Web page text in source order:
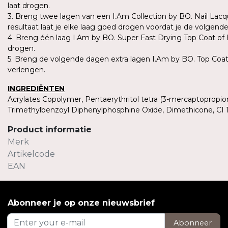
laat drogen.
3. Breng twee lagen van een I.Am Collection by BO. Nail
resultaat laat je elke laag goed drogen voordat je de
4. Breng één laag I.Am by BO. Super Fast Drying Top Coat of
drogen.
5. Breng de volgende dagen extra lagen I.Am by BO. Top
verlengen.
INGREDIËNTEN
Acrylates Copolymer, Pentaerythritol tetra (3-
Trimethylbenzoyl Diphenylphosphine Oxide, Dimethicone, CI
Product informatie
Merk
Artikelcode
EAN
Abonneer je op onze nieuwsbrief
Abonneer